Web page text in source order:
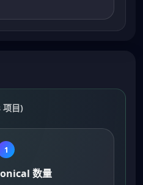
项目)
1
数量